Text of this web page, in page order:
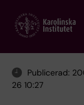
main
Publicerad:
26 10:27